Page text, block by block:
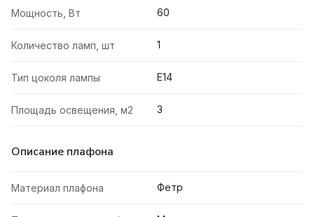
Мощность, Вт 60
Количество ламп, шт 1
Тип цоколя лампы E14
Площадь освещения, м2 3
Описание плафона
Материал плафона Фетр